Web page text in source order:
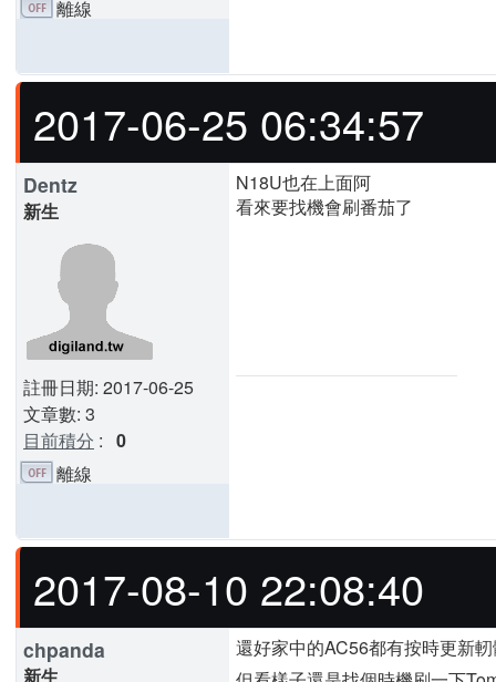
離線
2017-06-25 06:34:57
Dentz
新生
註冊日期: 2017-06-25
文章數: 3
目前積分 : 0
N18U也在上面阿
看來要找機會刷番茄了
離線
2017-08-10 22:08:40
chpanda
新生
還好家中的AC56都有按時更新